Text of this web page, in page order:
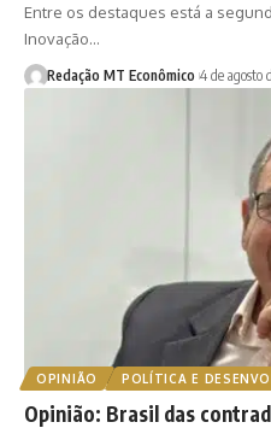
Entre os destaques está a
Inovação…
Redação MT Econômico 4 de agosto
OPINIÃO POLÍTICA E
Opinião: Brasil das